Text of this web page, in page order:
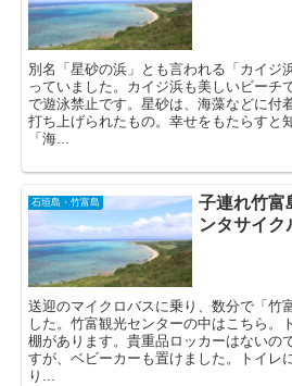
別名「星砂の浜」とも言われる「カイジ
っていました。カイジ浜も美しいビーチ
で遊泳禁止です。星砂は、海藻などに付
打ち上げられたもの。幸せをもたらすと
「海...
石垣島・竹富島
子連れ竹富
ンタサイク
送迎のマイクロバスに乗り、数分で「竹
した。竹富観光センターの中はこちら。
棚があります。貴重品ロッカーはないの
すが、ベビーカーも置けました。トイレ
り...